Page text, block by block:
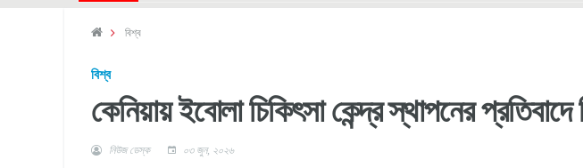
বিশ্ব
বিশ্ব
কেনিয়ায় ইবোলা চিকিৎসা কেন্দ্র স্থাপনের প্রতিবাদে
নিউজ ডেস্ক ০৩ জুন, ২০২৬